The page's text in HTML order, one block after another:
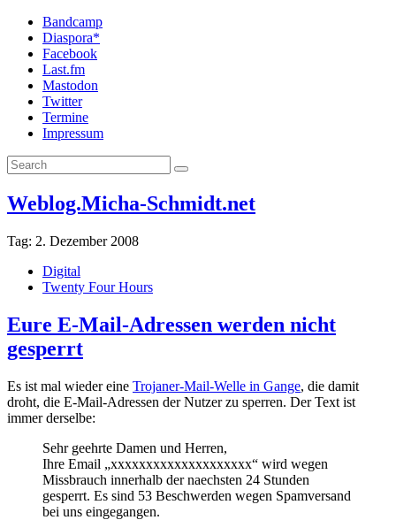
Bandcamp
Diaspora*
Facebook
Last.fm
Mastodon
Twitter
Termine
Impressum
Weblog.Micha-Schmidt.net
Tag: 2. Dezember 2008
Digital
Twenty Four Hours
Eure E-Mail-Adressen werden nicht
gesperrt
Es ist mal wieder eine Trojaner-Mail-Welle in Gange, die damit
droht, die E-Mail-Adressen der Nutzer zu sperren. Der Text ist
immer derselbe:
Sehr geehrte Damen und Herren,
Ihre Email „xxxxxxxxxxxxxxxxxxxx“ wird wegen
Missbrauch innerhalb der naechsten 24 Stunden
gesperrt. Es sind 53 Beschwerden wegen Spamversand
bei uns eingegangen.